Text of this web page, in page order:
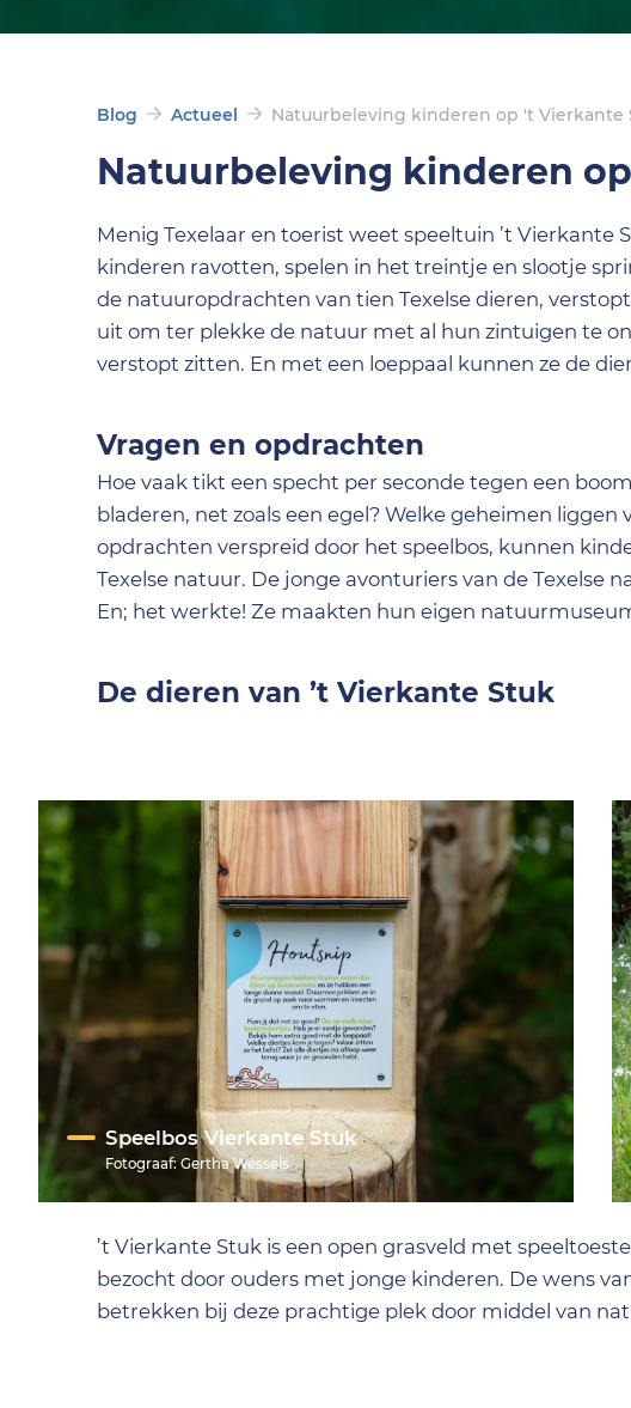
Blog Actueel Natuurbeleving kinderen op 't Vierkante
Natuurbeleving kinderen
Menig Texelaar en toerist weet speeltuin ’t Vierkante
kinderen ravotten, spelen in het treintje en slootje
de natuuropdrachten van tien Texelse dieren,
uit om ter plekke de natuur met al hun zintuigen te
verstopt zitten. En met een loeppaal kunnen ze de
Vragen en opdrachten
Hoe vaak tikt een specht per seconde tegen een
bladeren, net zoals een egel? Welke geheimen
opdrachten verspreid door het speelbos, kunnen
Texelse natuur. De jonge avonturiers van de Texelse
En; het werkte! Ze maakten hun eigen
De dieren van ’t Vierkante Stuk
Speelbos Vierkante Stuk
Fotograaf: Gertha Wessels
’t Vierkante Stuk is een open grasveld met
bezocht door ouders met jonge kinderen. De wens
betrekken bij deze prachtige plek door middel van